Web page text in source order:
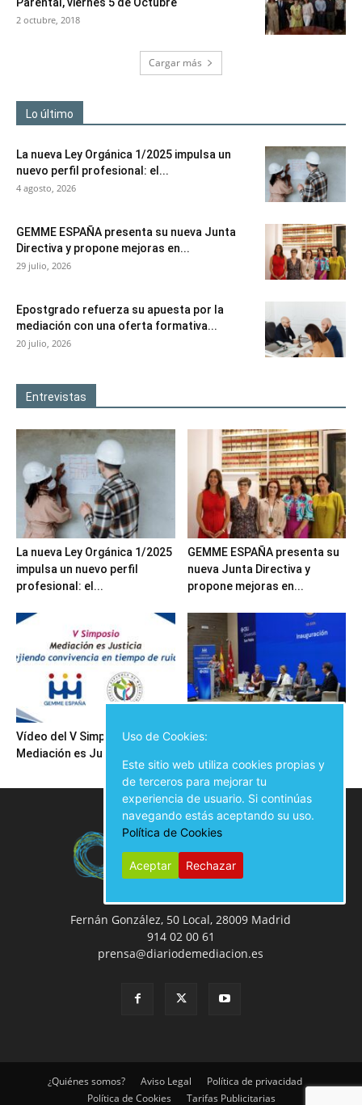
2 octubre, 2018
Cargar más
Lo último
La nueva Ley Orgánica 1/2025 impulsa un
nuevo perfil profesional: el...
4 agosto, 2026
GEMME ESPAÑA presenta su nueva Junta
Directiva y propone mejoras en...
29 julio, 2026
Epostgrado refuerza su apuesta por la
mediación con una oferta formativa...
20 julio, 2026
Entrevistas
La nueva Ley Orgánica 1/2025
impulsa un nuevo perfil
profesional: el...
GEMME ESPAÑA presenta su
nueva Junta Directiva y
propone mejoras en...
Vídeo del V Simposio
Mediación es Justicia
Inauguración del V Simposio
Fernán González, 50 Local, 28009 Madrid
914 02 00 61
prensa@diariodemediacion.es
¿Quiénes somos? Aviso Legal
Política de privacidad
Política de Cookies
Tarifas Publicitarias
Uso de Cookies:
Este sitio web utiliza cookies propias y
de terceros para mejorar tu
experiencia de usuario. Si continúas
navegando estás aceptando su uso.
Política de Cookies
Aceptar Rechazar